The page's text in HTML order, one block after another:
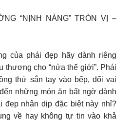
“NỊNH NÀNG” TRÒN VỊ –
của phái đẹp hãy dành riêng
thương cho “nửa thế giới”. Phái
thử sắn tay vào bếp, đổi vai
những món ăn bất ngờ dành
đẹp nhân dịp đặc biệt này nhỉ?
về hay không tự tin vào khả